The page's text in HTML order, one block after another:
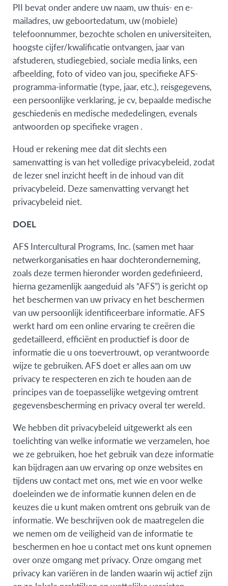
PII bevat onder andere uw naam, uw thuis- en e-
mailadres, uw geboortedatum, uw (mobiele)
telefoonnummer, bezochte scholen en universiteiten,
hoogste cijfer/kwalificatie ontvangen, jaar van
afstuderen, studiegebied, sociale media links, een
afbeelding, foto of video van jou, specifieke AFS-
programma-informatie (type, jaar, etc.), reisgegevens,
een persoonlijke verklaring, je cv, bepaalde medische
geschiedenis en medische mededelingen, evenals
antwoorden op specifieke vragen .
Houd er rekening mee dat dit slechts een
samenvatting is van het volledige privacybeleid, zodat
de lezer snel inzicht heeft in de inhoud van dit
privacybeleid. Deze samenvatting vervangt het
privacybeleid niet.
DOEL
AFS Intercultural Programs, Inc. (samen met haar
netwerkorganisaties en haar dochteronderneming,
zoals deze termen hieronder worden gedefinieerd,
hierna gezamenlijk aangeduid als “AFS”) is gericht op
het beschermen van uw privacy en het beschermen
van uw persoonlijk identificeerbare informatie. AFS
werkt hard om een online ervaring te creëren die
gedetailleerd, efficiënt en productief is door de
informatie die u ons toevertrouwt, op verantwoorde
wijze te gebruiken. AFS doet er alles aan om uw
privacy te respecteren en zich te houden aan de
principes van de toepasselijke wetgeving omtrent
gegevensbescherming en privacy overal ter wereld.
We hebben dit privacybeleid uitgewerkt als een
toelichting van welke informatie we verzamelen, hoe
we ze gebruiken, hoe het gebruik van deze informatie
kan bijdragen aan uw ervaring op onze websites en
tijdens uw contact met ons, met wie en voor welke
doeleinden we de informatie kunnen delen en de
keuzes die u kunt maken omtrent ons gebruik van de
informatie. We beschrijven ook de maatregelen die
we nemen om de veiligheid van de informatie te
beschermen en hoe u contact met ons kunt opnemen
over onze omgang met privacy. Onze omgang met
privacy kan variëren in de landen waarin wij actief zijn